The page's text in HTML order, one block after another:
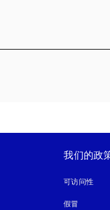
我们的政
可访问性在新
假冒